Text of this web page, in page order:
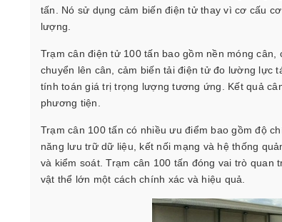
tấn. Nó sử dụng cảm biến điện tử thay vì cơ cấu
lượng.
Trạm cân điện tử 100 tấn bao gồm nền móng
chuyển lên cân, cảm biến tải điện tử đo lường lực
tính toán giá trị trọng lượng tương ứng. Kết quả
phương tiện.
Trạm cân 100 tấn có nhiều ưu điểm bao gồm độ
năng lưu trữ dữ liệu, kết nối mạng và hệ thống
và kiểm soát. Trạm cân 100 tấn đóng vai trò
vật thể lớn một cách chính xác và hiệu quả.